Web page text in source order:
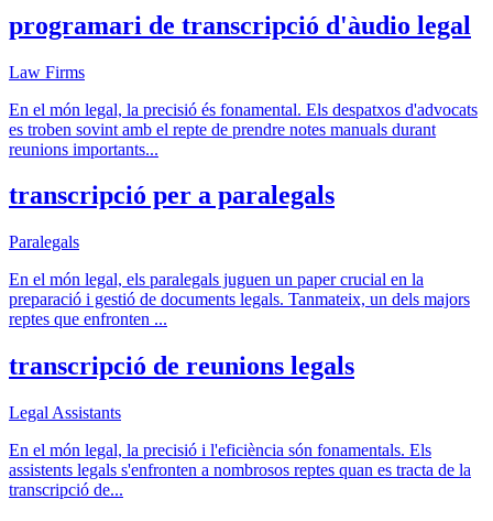
programari de transcripció d'àudio legal
Law Firms
En el món legal, la precisió és fonamental. Els despatxos d'advocats
es troben sovint amb el repte de prendre notes manuals durant
reunions importants...
transcripció per a paralegals
Paralegals
En el món legal, els paralegals juguen un paper crucial en la
preparació i gestió de documents legals. Tanmateix, un dels majors
reptes que enfronten ...
transcripció de reunions legals
Legal Assistants
En el món legal, la precisió i l'eficiència són fonamentals. Els
assistents legals s'enfronten a nombrosos reptes quan es tracta de la
transcripció de...